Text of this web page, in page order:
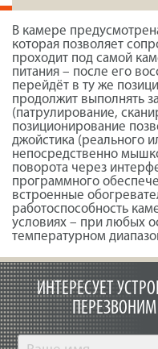
В камере
которая позволяет
проходит под самой
питания – после его
перейдёт в ту же
продолжит выполнять
(патрулирование,
позиционирование
джойстика (реального
непосредственно
поворота через
программного
встроенные
работоспособность
условиях – при любых
температурном
ИНТЕРЕСУЕТ